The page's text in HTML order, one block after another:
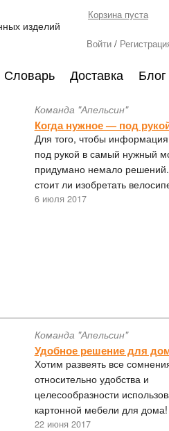
изделий
Словарь Доставка Блог
Корзина пуста
Войти /
Команда "Апельсин"
Когда нужное — под
Для того, чтобы
под рукой в самый нужный
придумано немало
стоит ли изобретать
6 июля 2017
Команда "Апельсин"
Удобное решение для
Хотим развеять все
относительно удобства и
целесообразности
картонной мебели для дома!
22 июня 2017